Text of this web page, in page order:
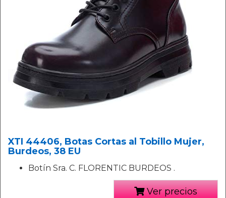
XTI 44406, Botas Cortas al Tobillo Mujer,
Burdeos, 38 EU
Botín Sra. C. FLORENTIC BURDEOS .
Ver precios